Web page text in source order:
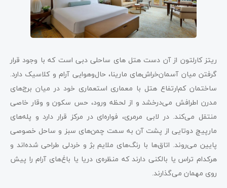
ریتز کارلتون از آن دست هتل های ساحلی دبی است که با وجود قرار
گرفتن میان آسمان‌خراش‌های مارینا، حال‌و‌هوایی آرام و کلاسیک دارد.
ساختمان کم‌ارتفاع هتل با معماری استعماری خود در میان برج‌های
مدرن اطرافش می‌درخشد و از لحظه ورود، حس سکون و وقار خاصی
منتقل می‌کند. در لابی مرمری، فواره‌ای در مرکز قرار دارد و پله‌های
مارپیچ دوتایی از پشت آن به سمت چمن‌های سبز و ساحل خصوصی
پایین می‌روند. اتاق‌ها با رنگ‌های ملایم بژ و خردلی طراحی شده‌اند و
هرکدام تراس یا بالکنی دارند که منظره‌ی دریا یا باغ‌های آرام را پیش
روی مهمان می‌گذارند.